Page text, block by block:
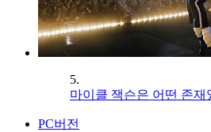
5.
마이클 잭슨은 어떤 존재
PC버전